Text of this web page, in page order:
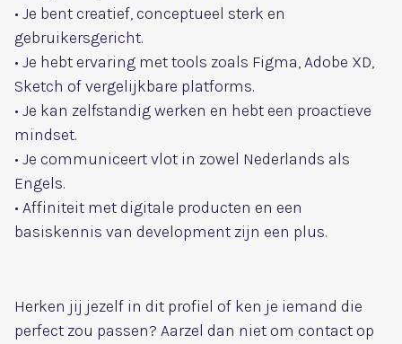
• Je bent creatief, conceptueel sterk en
gebruikersgericht.
• Je hebt ervaring met tools zoals Figma, Adobe XD,
Sketch of vergelijkbare platforms.
• Je kan zelfstandig werken en hebt een proactieve
mindset.
• Je communiceert vlot in zowel Nederlands als
Engels.
• Affiniteit met digitale producten en een
basiskennis van development zijn een plus.
Herken jij jezelf in dit profiel of ken je iemand die
perfect zou passen? Aarzel dan niet om contact op